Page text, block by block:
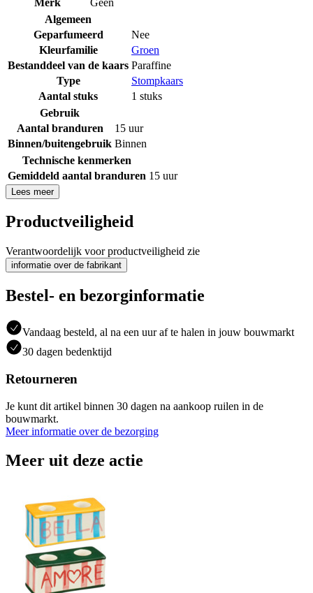
Algemeen
Geparfumeerd
Nee
Kleurfamilie
Groen
Bestanddeel van de kaars Paraffine
Type
Stompkaars
Aantal stuks
1 stuks
Gebruik
Aantal branduren
15 uur
Binnen/buitengebruik Binnen
Technische kenmerken
Gemiddeld aantal branduren 15 uur
Lees meer
Productveiligheid
Verantwoordelijk voor productveiligheid zie
informatie over de fabrikant
Bestel- en bezorginformatie
Vandaag besteld, al na een uur af te halen in jouw bouwmarkt
30 dagen bedenktijd
Retourneren
Je kunt dit artikel binnen 30 dagen na aankoop ruilen in de
bouwmarkt.
Meer informatie over de bezorging
Meer uit deze actie